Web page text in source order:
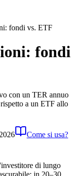
fondi vs. ETF
fondi
con un TER annuo
a un ETF allo
Come si usa?
di lungo
in 20–30